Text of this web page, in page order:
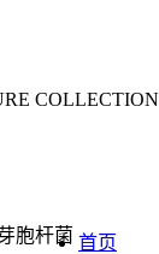
COLLECTION
胞杆菌 首页